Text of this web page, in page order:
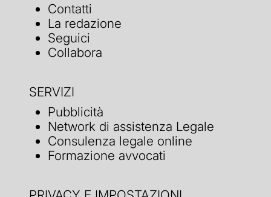
Contatti
La redazione
Seguici
Collabora
SERVIZI
Pubblicità
Network di assistenza Legale
Consulenza legale online
Formazione avvocati